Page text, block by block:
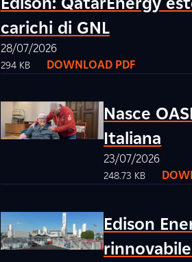
carichi di GNL
28/07/2026
294 KB DOWNLOAD PDF
Nasce
Italiana
23/07/2026
248.73 KB
Edison